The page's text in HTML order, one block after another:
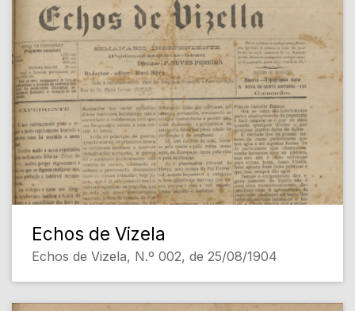
Echos de Vizela
Echos de Vizela, N.º 002, de 25/08/1904